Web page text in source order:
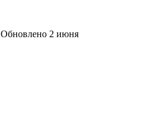
Обновлено 2 июня